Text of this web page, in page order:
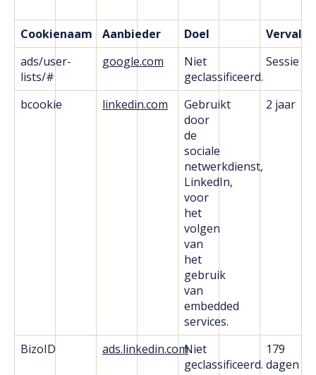
Cookienaam Aanbieder Doel
ads/user-
lists/#
google.com
Niet
geclassificeerd.
Sessie
bcookie linkedin.com
Gebruikt
door
de
sociale
netwerkdienst,
LinkedIn,
voor
het
volgen
van
het
gebruik
van
embedded
services.
2 jaar
BizoID ads.linkedin.comNiet
geclassificeerd.
179
dagen